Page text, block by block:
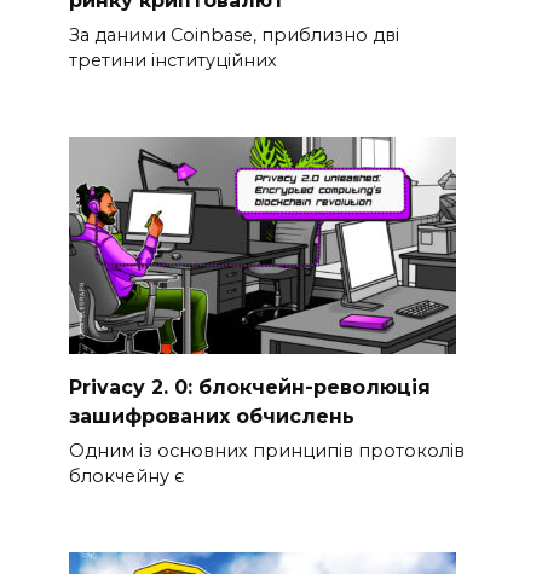
За даними Coinbase, приблизно дві
третини інституційних
Privacy 2. 0: блокчейн-революція
зашифрованих обчислень
Одним із основних принципів протоколів
блокчейну є